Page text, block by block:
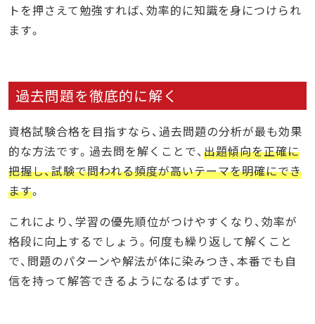
トを押さえて勉強すれば、効率的に知識を身につけられ
ます。
過去問題を徹底的に解く
資格試験合格を目指すなら、過去問題の分析が最も効果
的な方法です。過去問を解くことで、出題傾向を正確に
把握し、試験で問われる頻度が高いテーマを明確にでき
ます。
これにより、学習の優先順位がつけやすくなり、効率が
格段に向上するでしょう。何度も繰り返して解くこと
で、問題のパターンや解法が体に染みつき、本番でも自
信を持って解答できるようになるはずです。